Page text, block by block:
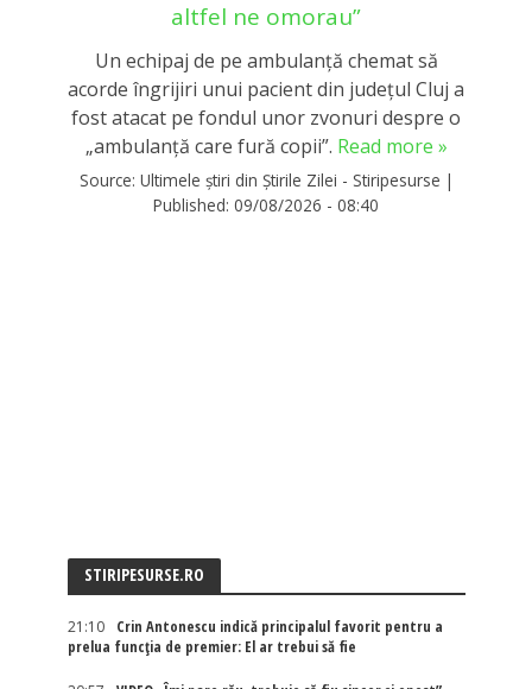
altfel ne omorau”
Un echipaj de pe ambulanță chemat să
acorde îngrijiri unui pacient din județul Cluj a
fost atacat pe fondul unor zvonuri despre o
„ambulanţă care fură copii”. Read more »
Source: Ultimele știri din Știrile Zilei - Stiripesurse |
Published: 09/08/2026 - 08:40
STIRIPESURSE.RO
21:10
Crin Antonescu indică principalul favorit pentru a
prelua funcția de premier: El ar trebui să fie